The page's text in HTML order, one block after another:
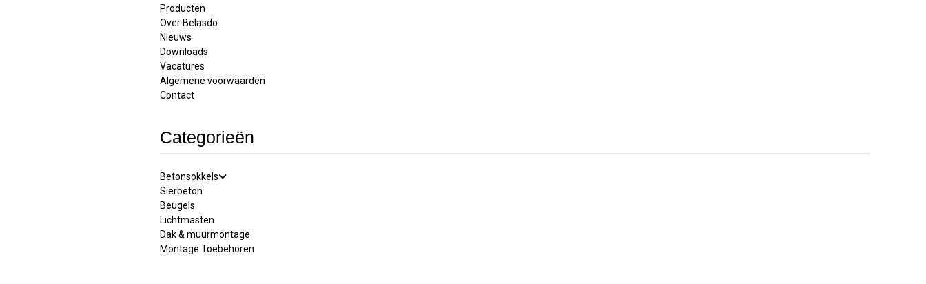
Producten
Over Belasdo
Nieuws
Downloads
Vacatures
Algemene voorwaarden
Contact
Categorieën
Betonsokkels
Sierbeton
Beugels
Lichtmasten
Dak & muurmontage
Montage Toebehoren